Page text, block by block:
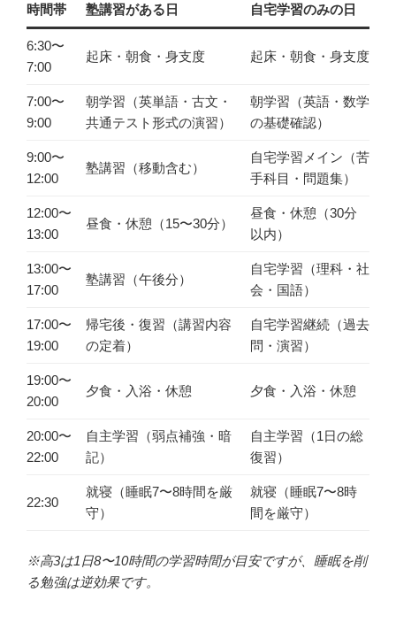
時間帯 塾講習がある日 自宅学習のみの日
6:30〜
7:00
起床・朝食・身支度 起床・朝食・身支度
7:00〜
9:00
朝学習（英単語・古文・
共通テスト形式の演習）
朝学習（英語・数学
の基礎確認）
9:00〜
12:00
塾講習（移動含む）
自宅学習メイン（苦
手科目・問題集）
12:00〜
13:00
昼食・休憩（15〜30分）
昼食・休憩（30分
以内）
13:00〜
17:00
塾講習（午後分）
自宅学習（理科・社
会・国語）
17:00〜
19:00
帰宅後・復習（講習内容
の定着）
自宅学習継続（過去
問・演習）
19:00〜
20:00
夕食・入浴・休憩 夕食・入浴・休憩
20:00〜
22:00
自主学習（弱点補強・暗
記）
自主学習（1日の総
復習）
22:30
就寝（睡眠7〜8時間を厳
守）
就寝（睡眠7〜8時
間を厳守）
※高3は1日8〜10時間の学習時間が目安ですが、睡眠を削
る勉強は逆効果です。